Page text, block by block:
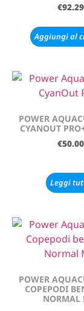
€92.29
Aggiungi al
POWER
CYANOUT
€50.00
Leggi
POWER
COPEPODI
NORMAL